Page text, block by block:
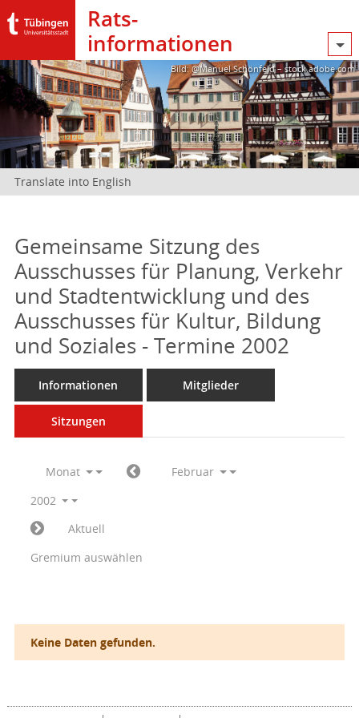
Rats­
informationen
Bild: @Manuel Schönfeld – stock.adobe.com
Translate into English
Gemeinsame Sitzung des
Ausschusses für Planung, Verkehr
und Stadtentwicklung und des
Ausschusses für Kultur, Bildung
und Soziales - Termine 2002
Informationen Mitglieder
Sitzungen
Monat
Februar
2002
Aktuell
Gremium auswählen
Keine Daten gefunden.